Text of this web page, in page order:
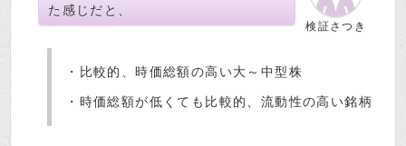
検証さつき
た感じだと、
・比較的、時価総額の高い大～中型株
・時価総額が低くても比較的、流動性の高い銘柄